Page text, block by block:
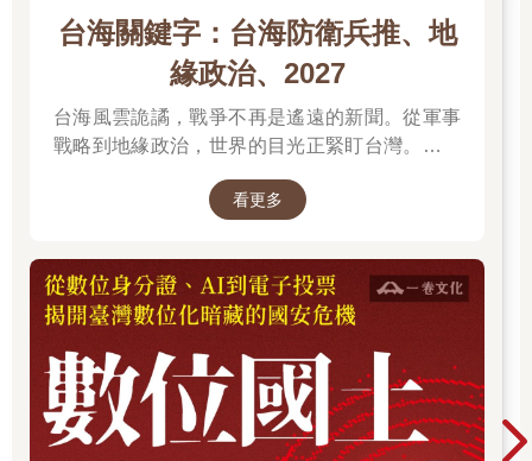
台海關鍵字：台海防衛兵推、地
緣政治、2027
台海風雲詭譎，戰爭不再是遙遠的新聞。從軍事
戰略到地緣政治，世界的目光正緊盯台灣。我們
看更多